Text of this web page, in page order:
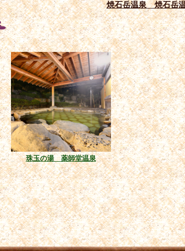
焼石岳温泉 焼石岳
珠玉の湯 薬師堂温泉